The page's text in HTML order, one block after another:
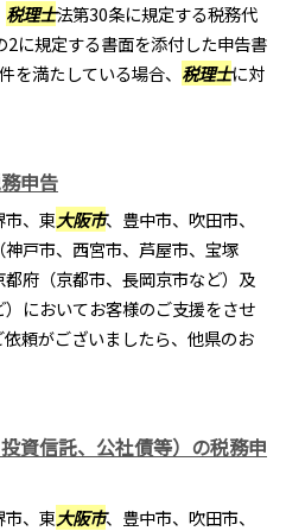
税理士法第30条に規定する税務代
2に規定する書面を添付した申告書
を満たしている場合、 税理士に対
申告
市、東大阪市、豊中市、吹田市、
戸市、西宮市、芦屋市、宝塚
府（京都市、長岡京市など）及
においてお客様のご支援をさせ
頼がございましたら、他県のお
資信託、公社債等）の税務申
市、東大阪市、豊中市、吹田市、